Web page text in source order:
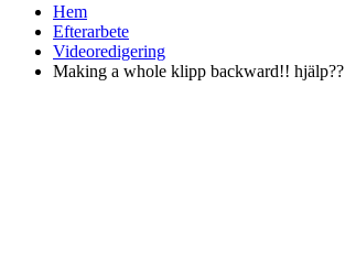
Hem
Efterarbete
Videoredigering
Making a whole klipp backward!! hjälp??